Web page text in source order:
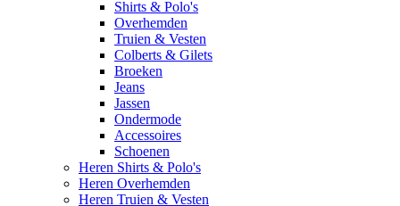
Shirts & Polo's
Overhemden
Truien & Vesten
Colberts & Gilets
Broeken
Jeans
Jassen
Ondermode
Accessoires
Schoenen
Heren Shirts & Polo's
Heren Overhemden
Heren Truien & Vesten